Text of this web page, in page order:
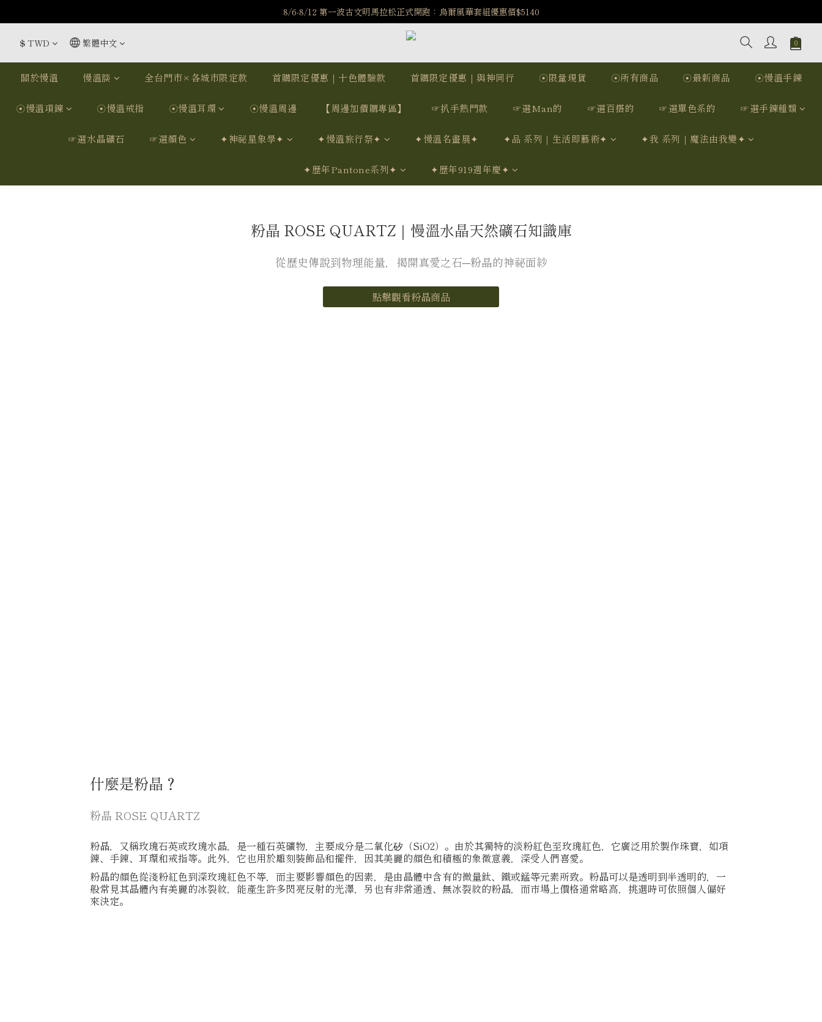
️8/6-8/12 第一波古文明馬拉松正式開跑：烏爾風華套組優惠價$5140
️8/6-8/12 第一波古文明馬拉松正式開跑：烏爾風華套組優惠價$5140
7/15-8/25 神秘星象學系列｜獅子座時區 項鍊 X 戒指 X 手鍊 享福利
️8/6-8/12 第一波古文明馬拉松正式開跑：烏爾風華套組優惠價$5140
$ TWD 繁體中文
關於慢溫 慢溫談 全台門市×各城市限定款 首購限定優惠｜十色體驗款 首購限定優惠｜與神同行 ☉限量現貨 ☉所有商品 ☉最新商品 ☉慢溫手鍊
☉慢溫項鍊 ☉慢溫戒指 ☉慢溫耳環 ☉慢溫周邊 【周邊加價購專區】 ☞扒手熱門款 ☞選Man的 ☞選百搭的 ☞選單色系的 ☞選手鍊種類
☞選水晶礦石 ☞選顏色 ✦神祕星象學✦ ✦慢溫旅行祭✦ ✦慢溫名畫展✦ ✦品 系列｜生活即藝術✦ ✦我 系列｜魔法由我變✦
✦歷年Pantone系列✦ ✦歷年919週年慶✦
粉晶 ROSE QUARTZ｜慢溫水晶天然礦石知識庫
從歷史傳說到物理能量，揭開真愛之石─粉晶的神祕面紗
點擊觀看粉晶商品
什麼是粉晶？
粉晶 ROSE QUARTZ
粉晶，又稱玫瑰石英或玫瑰水晶，是一種石英礦物，主要成分是二氧化矽（SiO2）。由於其獨特的淡粉紅色至玫瑰紅色，它廣泛用於製作珠寶，如項
鍊、手鍊、耳環和戒指等。此外，它也用於雕刻裝飾品和擺件，因其美麗的顏色和積極的象徵意義，深受人們喜愛。
粉晶的顏色從淺粉紅色到深玫瑰紅色不等，而主要影響顏色的因素，是由晶體中含有的微量鈦、鐵或錳等元素所致。粉晶可以是透明到半透明的，一
般常見其晶體內有美麗的冰裂紋，能產生許多閃亮反射的光澤，另也有非常通透、無冰裂紋的粉晶，而市場上價格通常略高，挑選時可依照個人偏好
來決定。